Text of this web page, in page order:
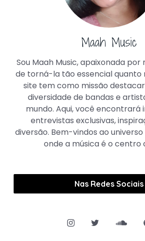
Maah Music
Sou Maah Music, apaixonada
de torná-la tão essencial quanto
site tem como missão
diversidade de bandas e
mundo. Aqui, você encontrará
entrevistas exclusivas,
diversão. Bem-vindos ao universo
onde a música é o centro
Nas Redes Sociais